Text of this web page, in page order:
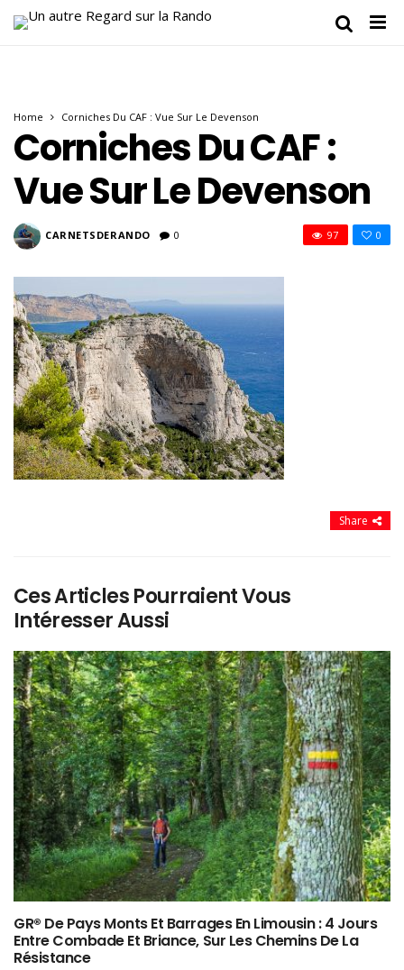
Home Corniches Du CAF : Vue Sur Le Devenson
Corniches Du CAF :
Vue Sur Le Devenson
CARNETSDERANDO 0 0
97
Share
Ces Articles Pourraient Vous
Intéresser Aussi
GR® De Pays Monts Et Barrages En Limousin : 4 Jours
Entre Combade Et Briance, Sur Les Chemins De La
Résistance